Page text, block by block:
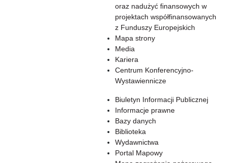
oraz nadużyć finansowych w
projektach współfinansowanych
z Funduszy Europejskich
Mapa strony
Media
Kariera
Centrum Konferencyjno-
Wystawiennicze
Biuletyn Informacji Publicznej
Informacje prawne
Bazy danych
Biblioteka
Wydawnictwa
Portal Mapowy